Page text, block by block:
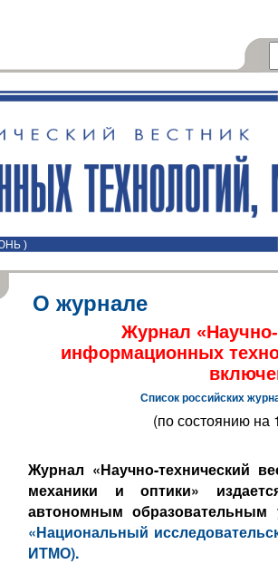
)
О журнале
Журнал «Научно-
информационных
Список российских
(по состоянию на
Журнал «Научно-технический
механики и оптики»
автономным образовательным
«Национальный
ИТМО).